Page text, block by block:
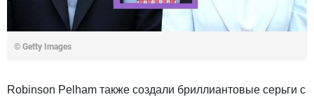
© Getty Images
Robinson Pelham также создали бриллиантовые серьги с